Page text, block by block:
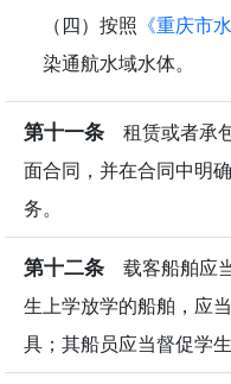
（四）按照 《重庆市
染通航水域水体。
第十一条 租赁或者承
面合同，并在合同中明
务。
第十二条 载客船舶应
生上学放学的船舶，应
具；其船员应当督促学生